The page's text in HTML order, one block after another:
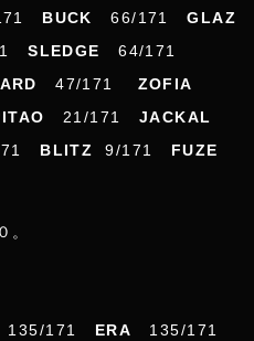
BUCK 66/171GLAZ
SLEDGE
64/171
47/171 ZOFIA
21/171 JACKAL
BLITZ 9/171 FUZE
。
135/171 ERA 135/171